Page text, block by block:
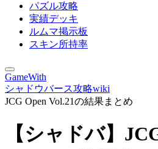
パズル攻略
実績デッキ
ルムマ掲示板
スキン所持率
GameWith
シャドウバース攻略wiki
JCG Open Vol.21の結果まとめ
【シャドバ】